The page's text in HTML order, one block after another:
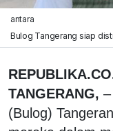
antara
Bulog Tangerang siap
TANGERANG,
(Bulog)